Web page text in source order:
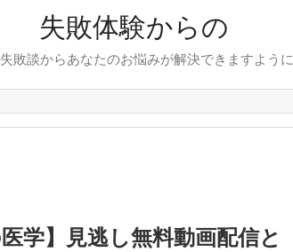
失敗体験からの
敗談からあなたのお悩みが解決できますように
学】見逃し無料動画配信と